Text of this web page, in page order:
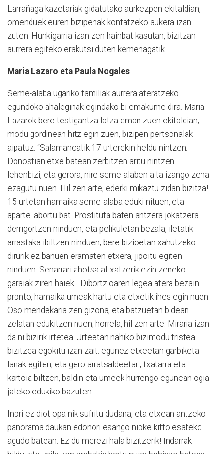
Larrañaga kazetariak gidatutako aurkezpen ekitaldian,
omenduek euren bizipenak kontatzeko aukera izan
zuten. Hunkigarria izan zen hainbat kasutan, bizitzan
aurrera egiteko erakutsi duten kemenagatik.
Maria Lazaro eta Paula Nogales
Seme-alaba ugariko familiak aurrera ateratzeko
egundoko ahaleginak egindako bi emakume dira. Maria
Lazarok bere testigantza latza eman zuen ekitaldian;
modu gordinean hitz egin zuen, bizipen pertsonalak
aipatuz: “Salamancatik 17 urterekin heldu nintzen.
Donostian etxe batean zerbitzen aritu nintzen
lehenbizi, eta gerora, nire seme-alaben aita izango zena
ezagutu nuen. Hil zen arte, ederki mikaztu zidan bizitza!
15 urtetan hamaika seme-alaba eduki nituen, eta
aparte, abortu bat. Prostituta baten antzera jokatzera
derrigortzen ninduen, eta pelikuletan bezala, iletatik
arrastaka ibiltzen ninduen; bere bizioetan xahutzeko
dirurik ez banuen eramaten etxera, jipoitu egiten
ninduen. Senarrari ahotsa altxatzerik ezin zeneko
garaiak ziren haiek... Dibortzioaren legea atera bezain
pronto, hamaika umeak hartu eta etxetik ihes egin nuen.
Oso mendekaria zen gizona, eta batzuetan bidean
zelatan edukitzen nuen; horrela, hil zen arte. Miraria izan
da ni bizirik irtetea. Urteetan nahiko bizimodu tristea
bizitzea egokitu izan zait: egunez etxeetan garbiketa
lanak egiten, eta gero arratsaldeetan, txatarra eta
kartoia biltzen, baldin eta umeek hurrengo egunean ogia
jateko edukiko bazuten.
Inori ez diot opa nik sufritu dudana, eta etxean antzeko
panorama daukan edonori esango nioke kitto esateko
agudo batean. Ez du merezi hala bizitzerik! Indarrak